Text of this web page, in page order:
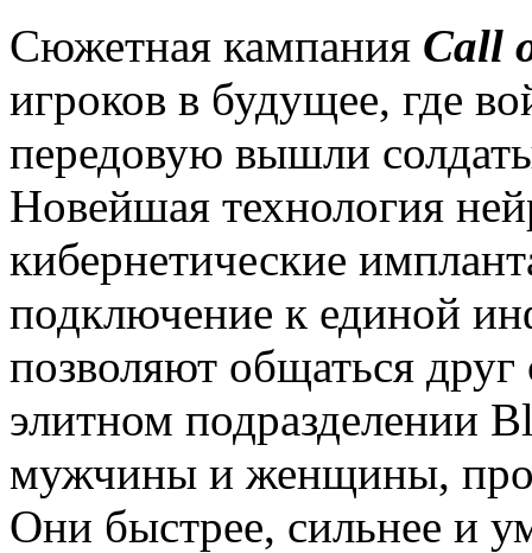
Сюжетная кампания Call
игроков в будущее, где
передовую вышли
Новейшая технология
кибернетические
подключение к единой
позволяют общаться
элитном подразделении
мужчины и женщины,
Они быстрее, сильнее и